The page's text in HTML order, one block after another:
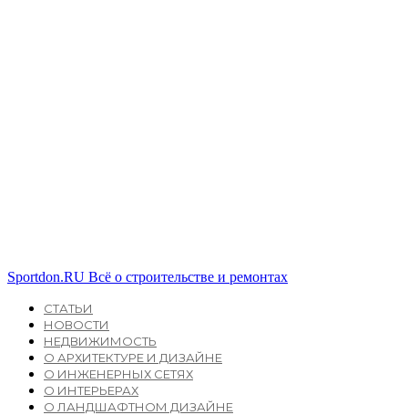
Sportdon.RU Всё о строительстве и ремонтах
СТАТЬИ
НОВОСТИ
НЕДВИЖИМОСТЬ
О АРХИТЕКТУРЕ И ДИЗАЙНЕ
О ИНЖЕНЕРНЫХ СЕТЯХ
О ИНТЕРЬЕРАХ
О ЛАНДШАФТНОМ ДИЗАЙНЕ